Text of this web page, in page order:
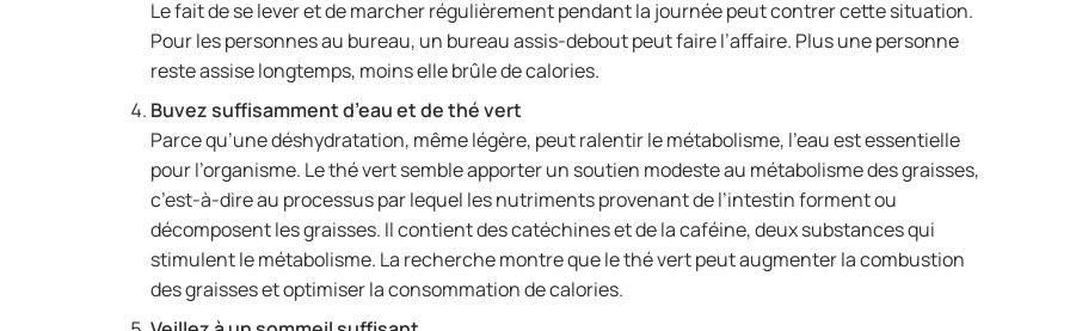
Le fait de se lever et de marcher régulièrement pendant la journée peut contrer cette situation.
Pour les personnes au bureau, un bureau assis-debout peut faire l’affaire. Plus une personne
reste assise longtemps, moins elle brûle de calories.
Buvez suffisamment d’eau et de thé vert
Parce qu’une déshydratation, même légère, peut ralentir le métabolisme, l’eau est essentielle
pour l’organisme. Le thé vert semble apporter un soutien modeste au métabolisme des graisses,
c’est-à-dire au processus par lequel les nutriments provenant de l’intestin forment ou
décomposent les graisses. Il contient des catéchines et de la caféine, deux substances qui
stimulent le métabolisme. La recherche montre que le thé vert peut augmenter la combustion
des graisses et optimiser la consommation de calories.